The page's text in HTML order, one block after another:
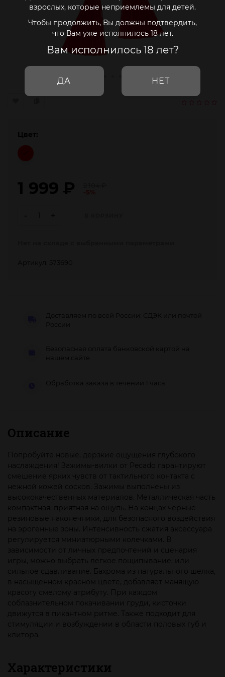
взрослых, которые неприемлемы для детей.
Чтобы продолжить, Вы должны подтвердить,
что Вам уже исполнилось 18 лет.
Вам исполнилось 18 лет?
ДА НЕТ
Цвет:
1 999 ₽
Артикул: 573690
Доставляем по всей России: СДЭК или почтой
Безопасная оплата банковской картой на
нашем сайте.
Обработка заказа в течении 1 часа
Описание
Попробуйте новые, дерзкие ощущения глубокого
наслаждения! Зажимы-вилки от Pecado гарантируют
смешение ярких чувств от тактильного контакта с
нежной кожей сосков. Зажимы выполнены из
высококачественных материалов. Металлическая часть
компактная, приятная на ощупь. На концах черные
резиновые наконечники, для безопасного воздействия
на эрогенные зоны. Интенсивность сжатия аксессуара
регулируется миниатюрными колечками. В
зависимости от личных предпочтений и сценария
игры, можно выбрать легкое пощипывание, или
сильное сдавливание. Бахрома из натурального шелка,
в насыщенном красном цвете, добавляет манящую
красоту смелому атрибуту. При каждом
соблазнительном покачивании груди, кисточки
движутся в пикантном ритме. Также подходит для
стимуляции и возбуждении в области половых губ и
клитора.
Характеристики